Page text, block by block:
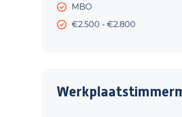
MBO
€2.500 - €2.800